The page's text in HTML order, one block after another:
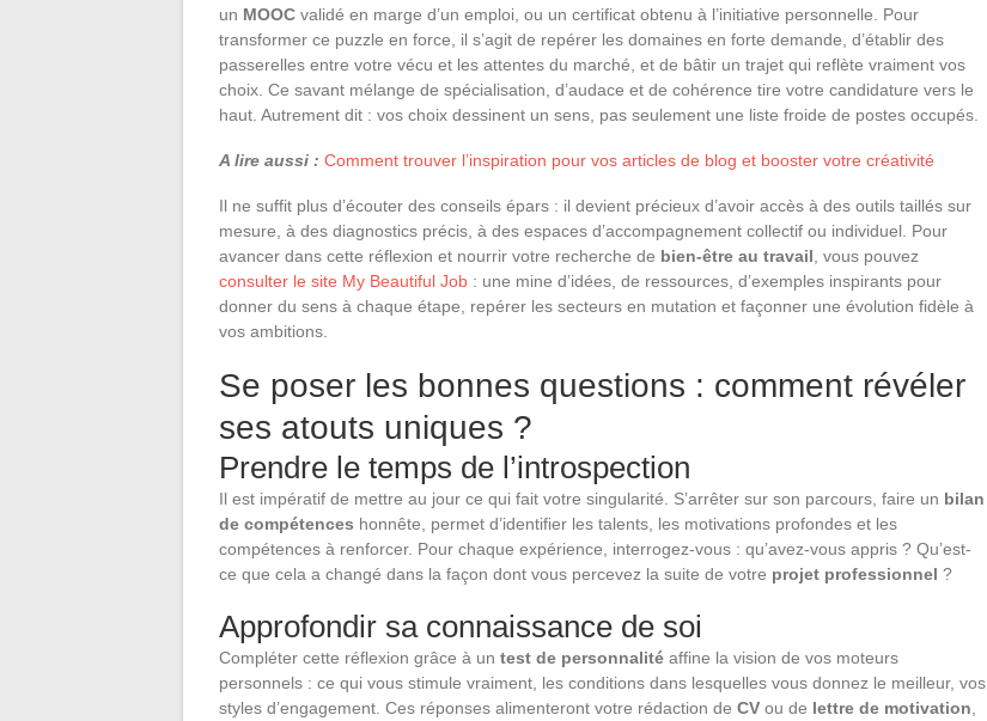
un MOOC validé en marge d’un emploi, ou un certificat obtenu à l’initiative personnelle. Pour
transformer ce puzzle en force, il s’agit de repérer les domaines en forte demande, d’établir des
passerelles entre votre vécu et les attentes du marché, et de bâtir un trajet qui reflète vraiment vos
choix. Ce savant mélange de spécialisation, d’audace et de cohérence tire votre candidature vers le
haut. Autrement dit : vos choix dessinent un sens, pas seulement une liste froide de postes occupés.
A lire aussi : Comment trouver l’inspiration pour vos articles de blog et booster votre créativité
Il ne suffit plus d’écouter des conseils épars : il devient précieux d’avoir accès à des outils taillés sur
mesure, à des diagnostics précis, à des espaces d’accompagnement collectif ou individuel. Pour
avancer dans cette réflexion et nourrir votre recherche de bien-être au travail , vous pouvez
consulter le site My Beautiful Job : une mine d’idées, de ressources, d’exemples inspirants pour
donner du sens à chaque étape, repérer les secteurs en mutation et façonner une évolution fidèle à
vos ambitions.
Se poser les bonnes questions : comment révéler
ses atouts uniques ?
Prendre le temps de l’introspection
Il est impératif de mettre au jour ce qui fait votre singularité. S’arrêter sur son parcours, faire un bilan
de compétences honnête, permet d’identifier les talents, les motivations profondes et les
compétences à renforcer. Pour chaque expérience, interrogez-vous : qu’avez-vous appris ? Qu’est-
ce que cela a changé dans la façon dont vous percevez la suite de votre projet professionnel ?
Approfondir sa connaissance de soi
Compléter cette réflexion grâce à un test de personnalité affine la vision de vos moteurs
personnels : ce qui vous stimule vraiment, les conditions dans lesquelles vous donnez le meilleur, vos
styles d’engagement. Ces réponses alimenteront votre rédaction de CV ou de lettre de motivation